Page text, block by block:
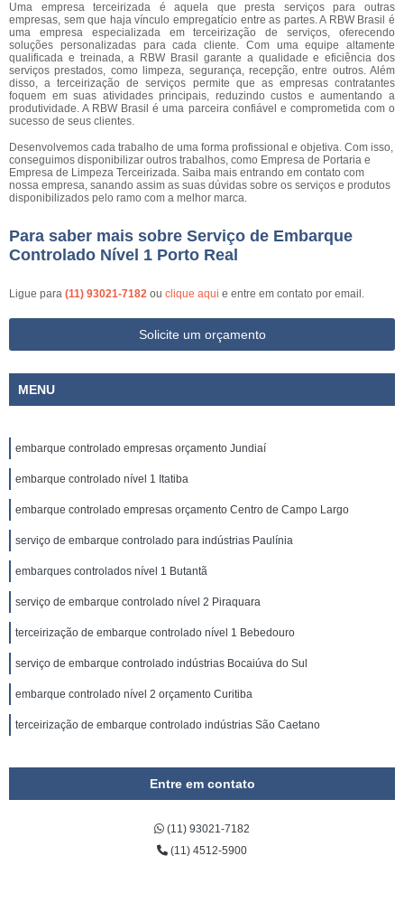
Uma empresa terceirizada é aquela que presta serviços para outras
empresas, sem que haja vínculo empregatício entre as partes. A RBW Brasil é
uma empresa especializada em terceirização de serviços, oferecendo
soluções personalizadas para cada cliente. Com uma equipe altamente
qualificada e treinada, a RBW Brasil garante a qualidade e eficiência dos
serviços prestados, como limpeza, segurança, recepção, entre outros. Além
disso, a terceirização de serviços permite que as empresas contratantes
foquem em suas atividades principais, reduzindo custos e aumentando a
produtividade. A RBW Brasil é uma parceira confiável e comprometida com o
sucesso de seus clientes.
Desenvolvemos cada trabalho de uma forma profissional e objetiva. Com isso,
conseguimos disponibilizar outros trabalhos, como Empresa de Portaria e
Empresa de Limpeza Terceirizada. Saiba mais entrando em contato com
nossa empresa, sanando assim as suas dúvidas sobre os serviços e produtos
disponibilizados pelo ramo com a melhor marca.
Para saber mais sobre Serviço de Embarque
Controlado Nível 1 Porto Real
Ligue para (11) 93021-7182 ou clique aqui e entre em contato por email.
Solicite um orçamento
MENU
embarque controlado empresas orçamento Jundiaí
embarque controlado nível 1 Itatiba
embarque controlado empresas orçamento Centro de Campo Largo
serviço de embarque controlado para indústrias Paulínia
embarques controlados nível 1 Butantã
serviço de embarque controlado nível 2 Piraquara
terceirização de embarque controlado nível 1 Bebedouro
serviço de embarque controlado indústrias Bocaiúva do Sul
embarque controlado nível 2 orçamento Curitiba
terceirização de embarque controlado indústrias São Caetano
Entre em contato
(11) 93021-7182
(11) 4512-5900